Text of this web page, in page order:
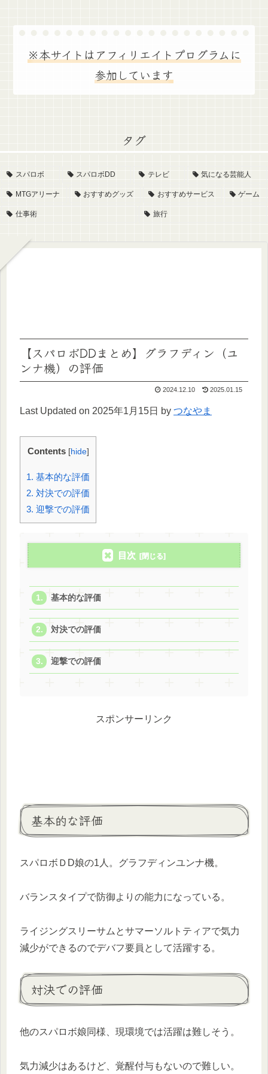
※本サイトはアフィリエイトプログラムに
参加しています
タグ
スパロボ スパロボDD テレビ 気になる芸能人
MTGアリーナ おすすめグッズ おすすめサービス ゲーム
仕事術 旅行
【スパロボDDまとめ】グラフディン（ユ
ンナ機）の評価
2024.12.10 2025.01.15
Last Updated on 2025年1月15日 by つなやま
Contents [hide]
1. 基本的な評価
2. 対決での評価
3. 迎撃での評価
目次
基本的な評価
対決での評価
迎撃での評価
スポンサーリンク
基本的な評価
スパロボＤD娘の1人。グラフディンユンナ機。
バランスタイプで防御よりの能力になっている。
ライジングスリーサムとサマーソルトティアで気力
減少ができるのでデバフ要員として活躍する。
対決での評価
他のスパロボ娘同様、現環境では活躍は難しそう。
気力減少はあるけど、覚醒付与もないので難しい。